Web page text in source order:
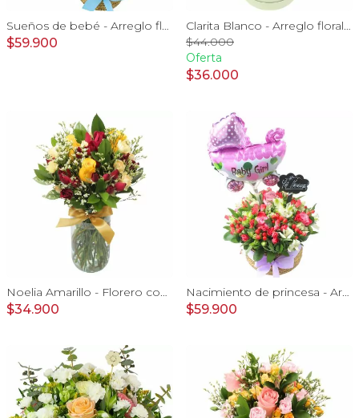
Sueños de bebé - Arreglo floral para nacimiento de niño en canasto con globo y pizarra
$59.900
Clarita Blanco - Arreglo floral en sombrerero con rosas blanco, limonium y vara de oro
$44.000
Oferta
$36.000
Noelia Amarillo - Florero con rosas, mini rosas, mini claveles y limonium
$34.900
Nacimiento de princesa - Arreglo floral para nacimiento de niña en canasto con globo y pizarra
$59.900